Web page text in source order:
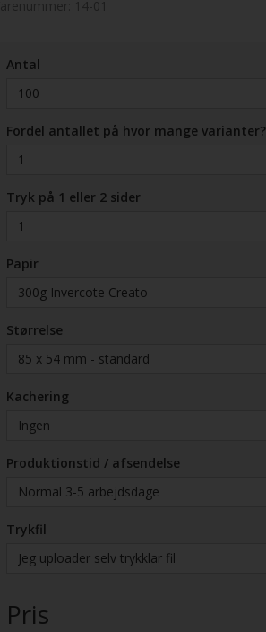
Antal
Fordel antallet på hvor mange varianter?
Tryk på 1 eller 2 sider
Papir
Størrelse
Kachering
Produktionstid / afsendelse
Trykfil
Pris